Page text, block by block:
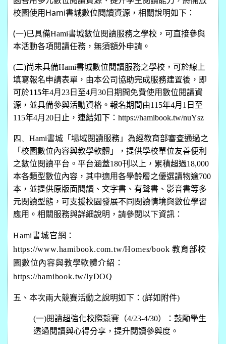
校園使用Hami書城數位閱讀資源，相關說明如下：
(一)已具備Hami書城數位閱讀服務之學校，可直接參與
本活動各項閱讀任務，無須額外申請。
(二)尚未具備Hami書城數位閱讀服務之學校，可於線上
填寫報名申請表單，由本公司協助完成服務建置後，即
可於115年4月23日至4月30日期間免費使用數位閱讀資
源，並具備參與活動資格。報名期間由115年4月1日至
115年4月20日止，連結如下：https://hamibook.tw/nuYsz
四、Hami書城「場域閱讀服務」為經教育部審查通過之
「校園數位內容與教學軟體」，提供學校單位友善便利
之數位閱讀平台。平台涵蓋180刊以上，累積超過18,000
本各類型數位內容，其中適用各學齡層之優選讀物逾700
本，並提供原版面閱讀、文字書、有聲書、影音書等多
元閱讀型態，可支援校園發展不同閱讀情境與數位學習
應用。相關服務與詳細說明，請參閱以下資訊：
Hami書城官網：
https://www.hamibook.com.tw/Homes/book教育部校
園數位內容與教學軟體介紹：
https://hamibook.tw/lyDOQ
五、本次兩大競賽活動之說明如下：(詳如附件)
(一)閱讀超強化校際競賽（4/23-4/30）：鼓勵學生
透過閱讀與心得分享，提升閱讀參與度。